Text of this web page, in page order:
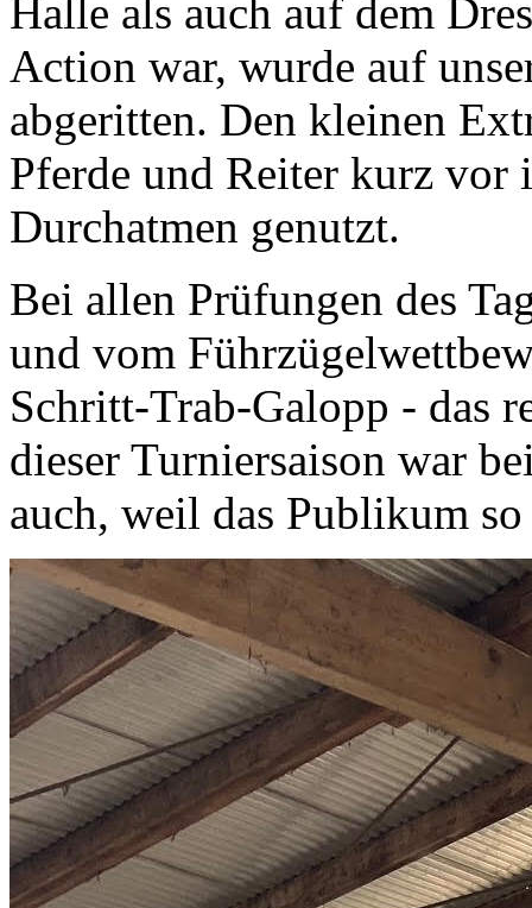
Halle als auch auf dem
Action war, wurde auf
abgeritten. Den kleinen
Pferde und Reiter kurz vor
Durchatmen genutzt.
Bei allen Prüfungen des
und vom
Schritt-Trab-Galopp - das
dieser Turniersaison war
auch, weil das Publikum